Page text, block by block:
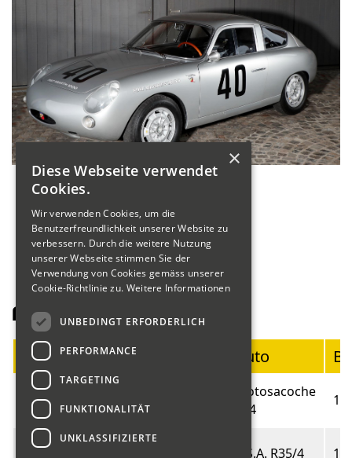
Fahrerliste Motorräder
Startnummer
Auto
01
Marco
Motosacoche
414
02
Fritschi
B.S.A. R35/4
×
Diese Webseite verwendet
Cookies.
Wir verwenden Cookies, um die
Benutzerfreundlichkeit unserer Website zu
verbessern. Durch die weitere Nutzung
unserer Webseite stimmen Sie der
Verwendung von Cookies gemäss unserer
Cookie-Richtlinie zu. Weitere Informationen
UNBEDINGT ERFORDERLICH
PERFORMANCE
TARGETING
FUNKTIONALITÄT
UNKLASSIFIZIERTE